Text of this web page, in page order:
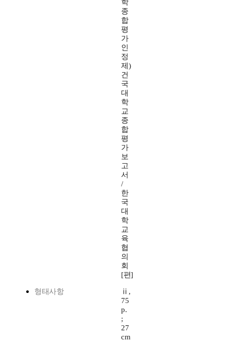
학
종
합
평
가
인
정
제)
건
국
대
학
교
종
합
평
가
보
고
서
/
한
국
대
학
교
육
협
의
회
[편]
형태사항
ⅱ,
75
p.
;
27
cm